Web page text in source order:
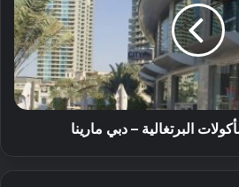
البرتغالية – دبي مارينا